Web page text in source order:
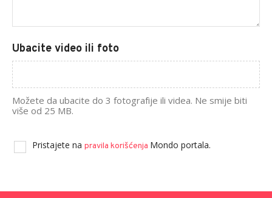
Ubacite video ili foto
Možete da ubacite do 3 fotografije ili videa. Ne smije biti
više od 25 MB.
Pristajete na pravila korišćenja Mondo portala.